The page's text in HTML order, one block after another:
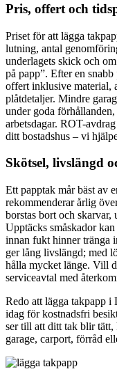
Pris, offert och
Priset för att lägga
lutning, antal
underlagets skick och
på papp”. Efter en
offert inklusive material,
plåtdetaljer. Mindre
under goda
arbetsdagar. ROT-
ditt bostadshus – vi
Skötsel, livslängd
Ett papptak mår bäst av
rekommenderar årlig
borstas bort och
Upptäcks småskador kan
innan fukt hinner tränga
ger lång livslängd; med
hålla mycket länge. Vill
serviceavtal med
Redo att lägga takpapp i
idag för kostnadsfri
ser till att ditt tak blir tätt,
garage, carport, förråd